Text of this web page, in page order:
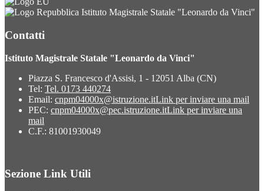
Istituto Magistrale Statale "Leonardo da Vinci"
Contatti
Istituto Magistrale Statale "Leonardo da Vinci"
Piazza S. Francesco d'Assisi, 1 - 12051 Alba (CN)
Tel: Tel. 0173 440274
Email: cnpm04000x@istruzione.itLink per inviare una mail
PEC: cnpm04000x@pec.istruzione.itLink per inviare una
mail
C.F.: 81001930049
Sezione Link Utili